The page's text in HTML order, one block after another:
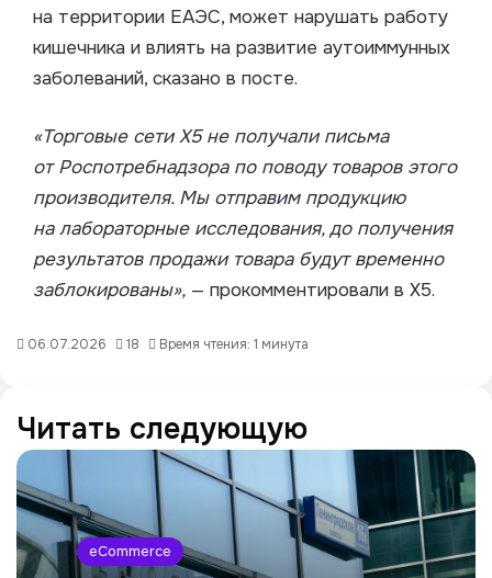
на территории ЕАЭС, может нарушать работу
кишечника и влиять на развитие аутоиммунных
заболеваний, сказано в посте.
«Торговые сети Х5 не получали письма
от Роспотребнадзора по поводу товаров этого
производителя. Мы отправим продукцию
на лабораторные исследования, до получения
результатов продажи товара будут временно
заблокированы», — прокомментировали в Х5.
06.07.2026 18 Время чтения: 1 минута
Читать следующую
eCommerce